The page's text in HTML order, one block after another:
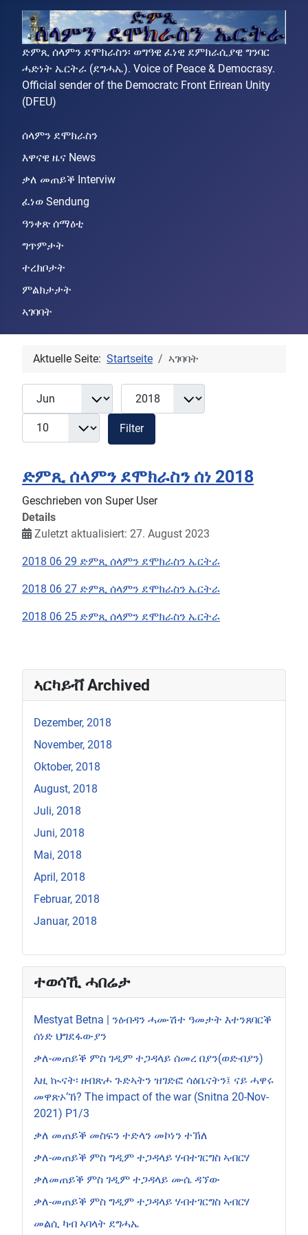
ድምጺ ሰላምን ደሞክራስን፡ ወግዓዊ ፈነዊ ደምክራሲያዊ ግንባር
ሓድነት ኤርትራ (ደግሓኤ). Voice of Peace & Democrasy.
Official sender of the Democratc Front Erirean Unity
(DFEU)
ሰላምን ደሞክራስን
እዋናዊ ዜና News
ቃለ መጠይቕ Interviw
ፈነወ Sendung
ዓንቀጽ ሰማዕቲ
ግጥምታት
ተረክቦታት
ምልክታታት
ኣገባባት
Aktuelle Seite: Startseite ኣገባባት
Filter
Monat Jahr
Filter
ድምጺ ሰላምን ደሞክራስን ሰነ 2018
Geschrieben von Super User
Details
Zuletzt aktualisiert: 27. August 2023
2018 06 29 ድምጺ ሰላምን ደሞክራስን ኤርትራ
2018 06 27 ድምጺ ሰላምን ደሞክራስን ኤርትራ
2018 06 25 ድምጺ ሰላምን ደሞክራስን ኤርትራ
ኣርካይቭ Archived
Dezember, 2018
November, 2018
Oktober, 2018
August, 2018
Juli, 2018
Juni, 2018
Mai, 2018
April, 2018
Februar, 2018
Januar, 2018
ተወሳኺ ሓበሬታ
Mestyat Betna | ንዕብዳን ሓሙሽተ ዓመታት እተንጸባርቕ
ሰነድ ህግደፋውያን
ቃለ-መጠይቕ ምስ ገዲም ተጋዳላይ ሰመረ በያን(ወድ-በያን)
እዚ ኲናት፡ ዘብጽሖ ጉድኣትን ዝገድፎ ሳዕቤናትን፤ ናይ ሓዋሩ
መዋጽኦ’ኸ? The impact of the war (Snitna 20-Nov-
2021) P1/3
ቃለ መጠይቕ መስፍን ተድላን መኮነን ተኽለ
ቃለ-መጠይቕ ምስ ግዲም ተጋዳላይ ሃብተገርግስ ኣብርሃ
ቃለመጠይቕ ምስ ገዲም ተጋዳላይ ሙሴ ዳኘው
ቃለ-መጠይቕ ምስ ግዲም ተጋዳላይ ሃብተገርግስ ኣብርሃ
መልሲ ካብ ኣባላት ደግሓኤ